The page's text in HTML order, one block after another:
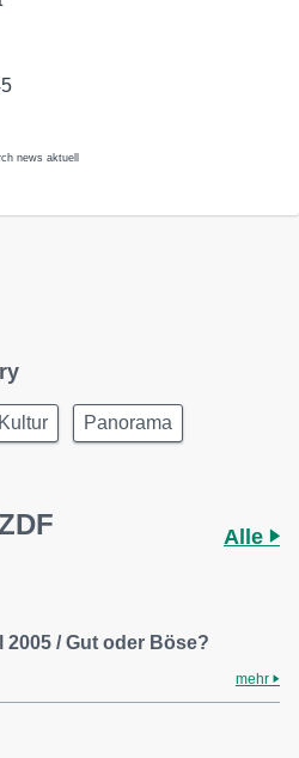
news aktuell
Panorama
Alle
/ Gut oder Böse?
mehr